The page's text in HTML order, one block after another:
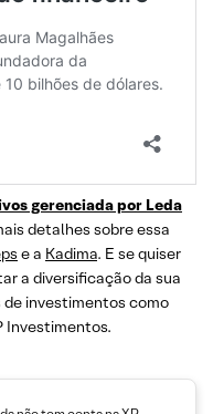
gerenciada por Leda
detalhes sobre essa
e a Kadima. E se quiser
a diversificação da sua
de investimentos como
Investimentos.